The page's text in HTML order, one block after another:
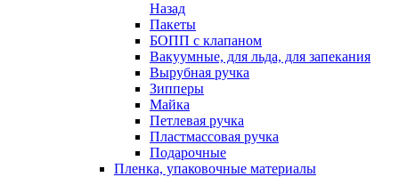
Назад
Пакеты
БОПП с клапаном
Вакуумные, для льда, для запекания
Вырубная ручка
Зипперы
Майка
Петлевая ручка
Пластмассовая ручка
Подарочные
Пленка, упаковочные материалы